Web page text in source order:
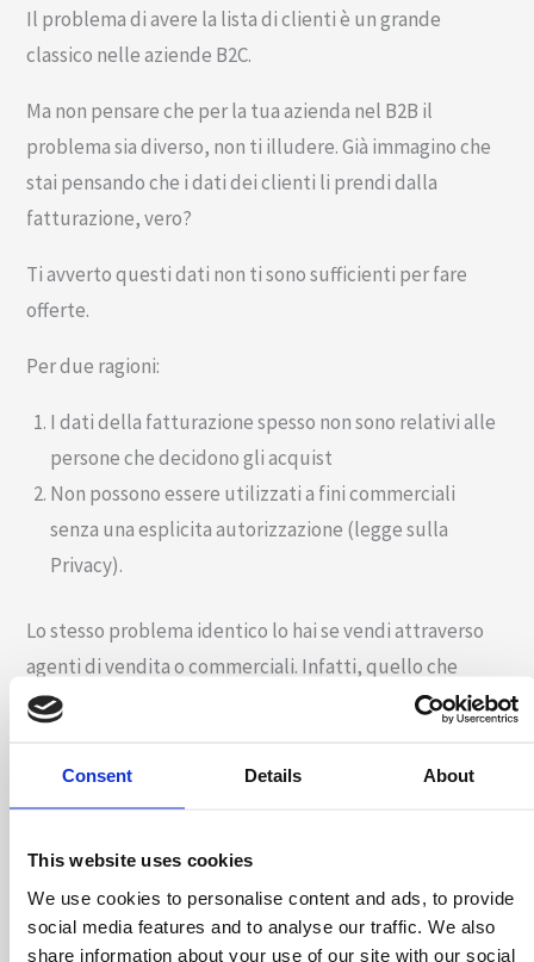
Consent Details About
This website uses cookies
We use cookies to personalise content and ads, to provide
social media features and to analyse our traffic. We also
share information about your use of our site with our social
Il problema di avere la lista di clienti è un grande
classico nelle aziende B2C.
Ma non pensare che per la tua azienda nel B2B il
problema sia diverso, non ti illudere. Già immagino che
stai pensando che i dati dei clienti li prendi dalla
fatturazione, vero?
Ti avverto questi dati non ti sono sufficienti per fare
offerte.
Per due ragioni:
I dati della fatturazione spesso non sono relativi alle
persone che decidono gli acquist
Non possono essere utilizzati a fini commerciali
senza una esplicita autorizzazione (legge sulla
Privacy).
Lo stesso problema identico lo hai se vendi attraverso
agenti di vendita o commerciali. Infatti, quello che
cambia è solo la lunghezza della catena delle
Purtroppo, inviare comunicazioni a fini commerciali è
un’attività che deve essere conforme alla legge sulla